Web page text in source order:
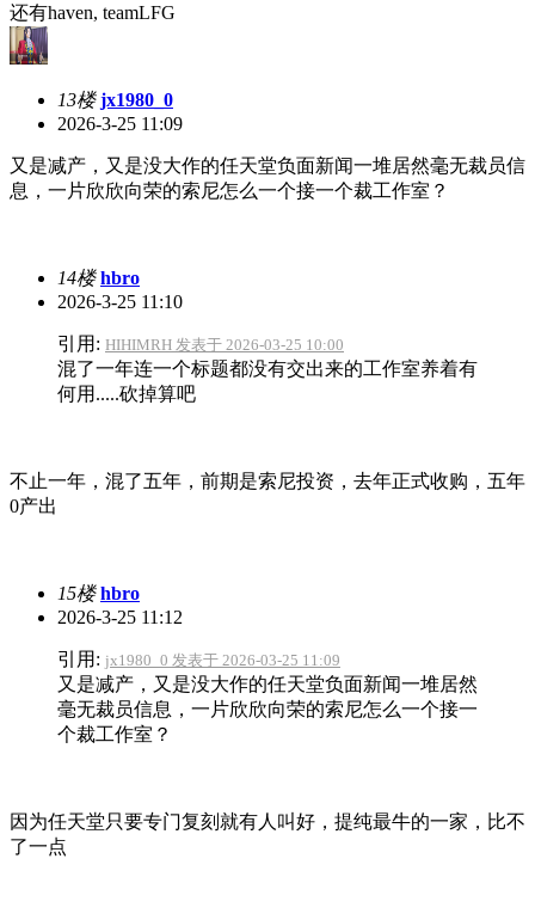
还有haven, teamLFG
13楼 jx1980_0
2026-3-25 11:09
又是减产，又是没大作的任天堂负面新闻一堆居然毫无裁员信
息，一片欣欣向荣的索尼怎么一个接一个裁工作室？
14楼 hbro
2026-3-25 11:10
引用: HIHIMRH 发表于 2026-03-25 10:00
混了一年连一个标题都没有交出来的工作室养着有
何用.....砍掉算吧
不止一年，混了五年，前期是索尼投资，去年正式收购，五年
0产出
15楼 hbro
2026-3-25 11:12
引用: jx1980_0 发表于 2026-03-25 11:09
又是减产，又是没大作的任天堂负面新闻一堆居然
毫无裁员信息，一片欣欣向荣的索尼怎么一个接一
个裁工作室？
因为任天堂只要专门复刻就有人叫好，提纯最牛的一家，比不
了一点